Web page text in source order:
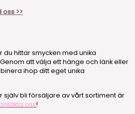
>>
du hittar smycken med unika
att välja ett hänge och länk eller
ihop ditt eget unika
själv bli försäljare av vårt sortiment är
oss!